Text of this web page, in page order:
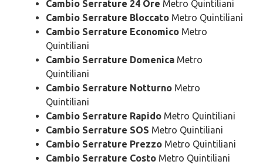
Cambio Serrature 24 Ore Metro Quintiliani
Cambio Serrature Bloccato Metro Quintiliani
Cambio Serrature Economico Metro
Quintiliani
Cambio Serrature Domenica Metro
Quintiliani
Cambio Serrature Notturno Metro
Quintiliani
Cambio Serrature Rapido Metro Quintiliani
Cambio Serrature SOS Metro Quintiliani
Cambio Serrature Prezzo Metro Quintiliani
Cambio Serrature Costo Metro Quintiliani